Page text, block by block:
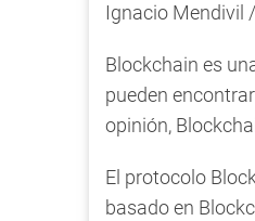
Ignacio Mendivil /
Blockchain es
pueden
opinión,
El protocolo
basado en